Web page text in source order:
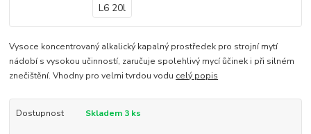
Vysoce koncentrovaný alkalický kapalný prostředek pro strojní mytí
nádobí s vysokou učinností, zaručuje spolehlivý mycí ůčinek i při silném
znečištění. Vhodny pro velmi tvrdou vodu celý popis
Dostupnost Skladem 3 ks